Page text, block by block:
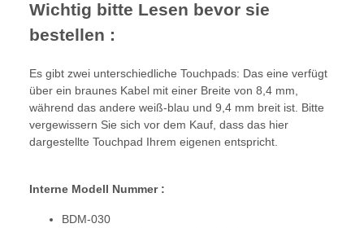
Wichtig bitte Lesen bevor sie
bestellen :
Es gibt zwei unterschiedliche Touchpads: Das eine verfügt
über ein braunes Kabel mit einer Breite von 8,4 mm,
während das andere weiß-blau und 9,4 mm breit ist. Bitte
vergewissern Sie sich vor dem Kauf, dass das hier
dargestellte Touchpad Ihrem eigenen entspricht.
Interne Modell Nummer :
BDM-030